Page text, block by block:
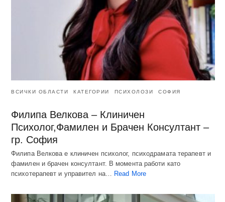
ВСИЧКИ ОБЛАСТИ КАТЕГОРИИ ПСИХОЛОЗИ СОФИЯ
Филипа Велкова – Клиничен
Психолог,Фамилен и Брачен Консултант –
гр. София
Филипа Велкова е клиничен психолог, психодрамата терапевт и
фамилен и брачен консултант. В момента работи като
психотерапевт и управител на…
Read More